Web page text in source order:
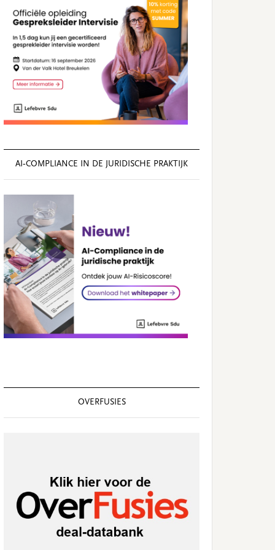
AI‑COMPLIANCE IN DE JURIDISCHE PRAKTIJK
OVERFUSIES